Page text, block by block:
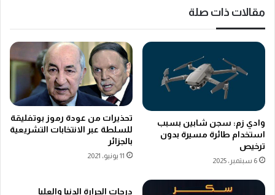
مقالات ذات صلة
وادي زم: سجن شابين بسبب
استخدام طائرة مسيرة بدون
ترخيص
6 سبتمبر، 2025
تحذيرات من عودة رموز بوتفليقة
للسلطة عبر الانتخابات التشريعية
بالجزائر
11 يونيو، 2021
درجات الحرارة الدنيا والعليا